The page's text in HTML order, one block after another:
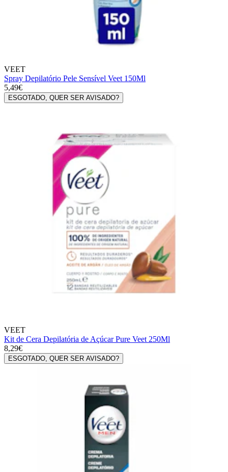
VEET
Spray Depilatório Pele Sensível Veet 150Ml
5,49€
ESGOTADO, QUER SER AVISADO?
VEET
Kit de Cera Depilatória de Açúcar Pure Veet 250Ml
8,29€
ESGOTADO, QUER SER AVISADO?